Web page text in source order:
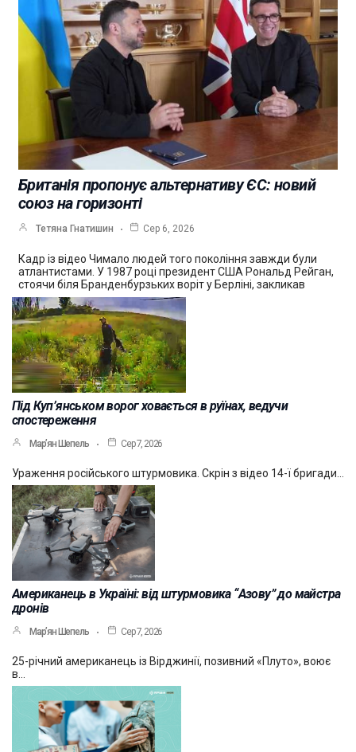
Британія пропонує альтернативу ЄС: новий
союз на горизонті
Тетяна Гнатишин Сер 6, 2026
Кадр із відео Чимало людей того покоління завжди були
атлантистами. У 1987 році президент США Рональд Рейган,
стоячи біля Бранденбурзьких воріт у Берліні, закликав
Під Куп’янськом ворог ховається в руїнах, ведучи
спостереження
Мар’ян Шепель Сер 7, 2026
Ураження російського штурмовика. Скрін з відео 14-ї бригади…
Американець в Україні: від штурмовика “Азову” до майстра
дронів
Мар’ян Шепель Сер 7, 2026
25-річний американець із Вірджинії, позивний «Плуто», воює
в…